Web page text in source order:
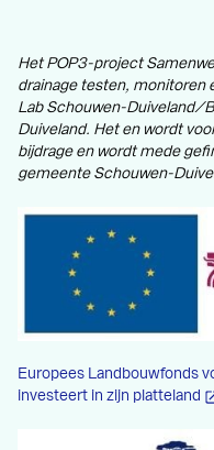
Het POP3-project
drainage testen, monitoren
Lab Schouwen-Duiveland/
Duiveland. Het en wordt
bijdrage en wordt mede
gemeente Schouwen-
Europees Landbouwfonds
investeert in zijn platteland